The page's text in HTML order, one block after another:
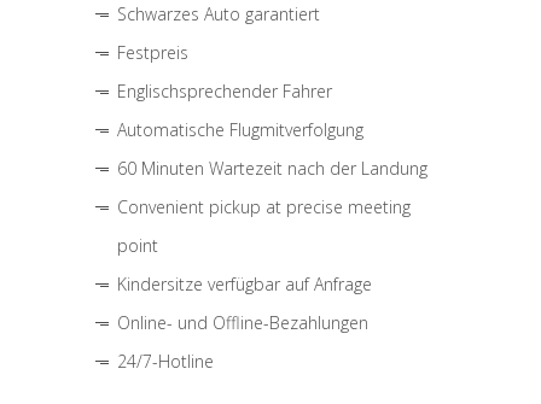
Schwarzes Auto garantiert
Festpreis
Englischsprechender Fahrer
Automatische Flugmitverfolgung
60 Minuten Wartezeit nach der Landung
Convenient pickup at precise meeting
point
Kindersitze verfügbar auf Anfrage
Online- und Offline-Bezahlungen
24/7-Hotline